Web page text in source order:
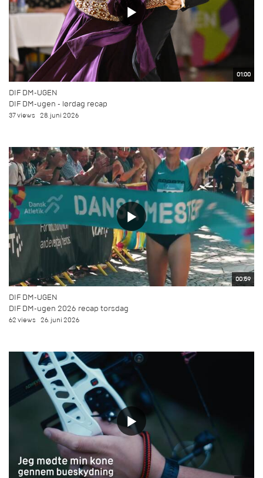
01:00
DIF DM-UGEN
DIF DM-ugen - lørdag recap
37 views 28. juni 2026
00:59
DIF DM-UGEN
DIF DM-ugen 2026 recap torsdag
62 views 26. juni 2026